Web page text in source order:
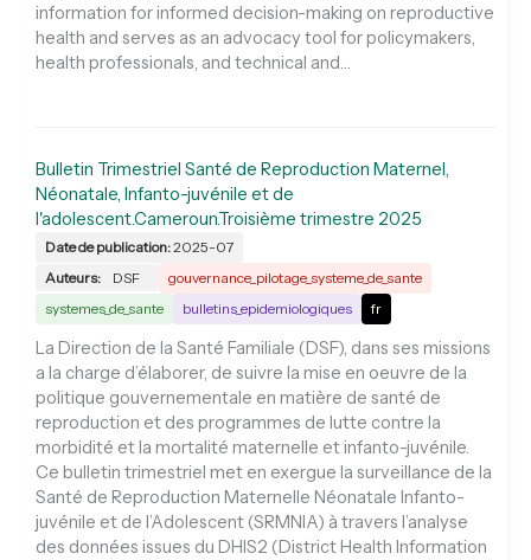
information for informed decision-making on reproductive
health and serves as an advocacy tool for policymakers,
health professionals, and technical and…
Bulletin Trimestriel Santé de Reproduction Maternel,
Néonatale, Infanto-juvénile et de
l'adolescent.Cameroun.Troisième trimestre 2025
Date de publication:2025-07
Auteurs:
DSF
gouvernance_pilotage_systeme_de_sante
systemes_de_sante
bulletins_epidemiologiques fr
La Direction de la Santé Familiale (DSF), dans ses missions
a la charge d’élaborer, de suivre la mise en oeuvre de la
politique gouvernementale en matière de santé de
reproduction et des programmes de lutte contre la
morbidité et la mortalité maternelle et infanto-juvénile.
Ce bulletin trimestriel met en exergue la surveillance de la
Santé de Reproduction Maternelle Néonatale Infanto-
juvénile et de l’Adolescent (SRMNIA) à travers l’analyse
des données issues du DHIS2 (District Health Information